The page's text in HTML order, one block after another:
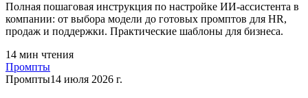
Полная пошаговая инструкция по настройке ИИ-ассистента в
компании: от выбора модели до готовых промптов для HR,
продаж и поддержки. Практические шаблоны для бизнеса.
14 мин чтения
Промпты
Промпты14 июля 2026 г.